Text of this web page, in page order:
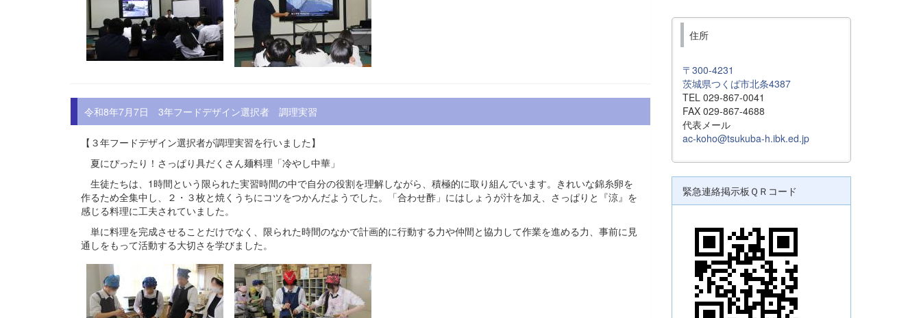
令和8年7月7日 3年フードデザイン選択者 調理実習
【３年フードデザイン選択者が調理実習を行いました】
夏にぴったり！さっぱり具だくさん麺料理「冷やし中華」
生徒たちは、1時間という限られた実習時間の中で自分の役割を理解しながら、積極的に取り組んでいます。きれいな錦糸卵を
作るため全集中し、２・３枚と焼くうちにコツをつかんだようでした。「合わせ酢」にはしょうが汁を加え、さっぱりと『涼』を
感じる料理に工夫されていました。
単に料理を完成させることだけでなく、限られた時間のなかで計画的に行動する力や仲間と協力して作業を進める力、事前に見
通しをもって活動する大切さを学びました。
住所
〒300-4231
茨城県つくば市北条4387
TEL 029-867-0041
FAX 029-867-4688
代表メール
ac-koho@tsukuba-h.ibk.ed.jp
緊急連絡掲示板ＱＲコード